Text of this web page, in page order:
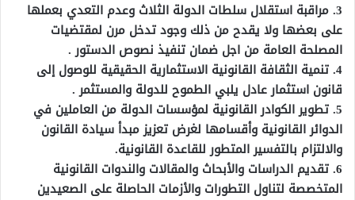
3. مراقبة استقلال سلطات الدولة الثلاث وعدم التعدي بعملها
على بعضها ولا يقدح من ذلك وجود تدخل مرن لمقتضيات
المصلحة العامة من اجل ضمان تنفيذ نصوص الدستور .
4. تنمية الثقافة القانونية الاستثمارية الحقيقية للوصول إلى
قانون استثمار عادل يلبي الطموح للدولة والمستثمر .
5. تطوير الكوادر القانونية لمؤسسات الدولة من العاملين في
الدوائر القانونية وأقسامها لغرض تعزيز مبدأ سيادة القانون
والالتزام بالتفسير المتطور للقاعدة القانونية.
6. تقديم الدراسات والأبحاث والمقالات والندوات القانونية
المتخصصة لتناول التطورات والأزمات الحاصلة على الصعيدين